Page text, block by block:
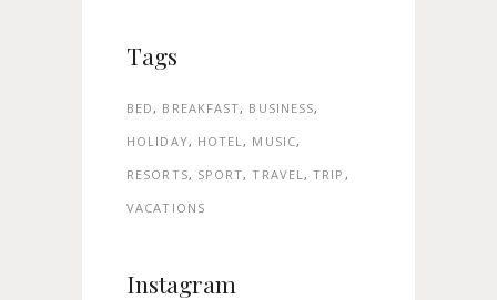
Tags
BED BREAKFAST BUSINESS
HOLIDAY
HOTEL MUSIC
RESORTS
SPORT TRAVEL
TRIP
VACATIONS
Instagram